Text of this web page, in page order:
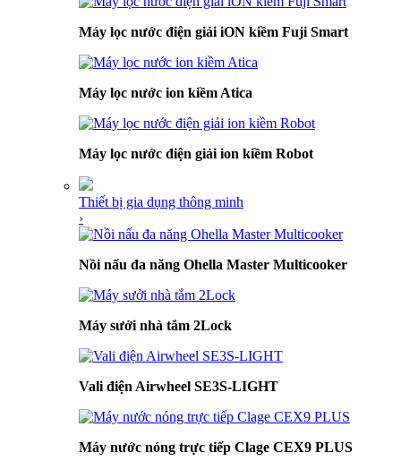
Máy lọc nước điện giải iON kiềm Fuji Smart
Máy lọc nước ion kiềm Atica
Máy lọc nước điện giải ion kiềm Robot
Thiết bị gia dụng thông minh
›
Nồi nấu đa năng Ohella Master Multicooker
Máy sưởi nhà tắm 2Lock
Vali điện Airwheel SE3S-LIGHT
Máy nước nóng trực tiếp Clage CEX9 PLUS